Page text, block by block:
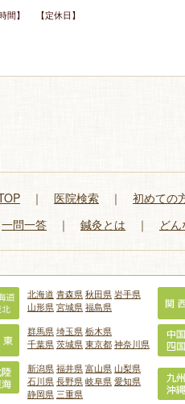
時間】 【定休日】
｜ 医院検索 ｜ 初めての
一問一答 ｜ 鍼灸とは ｜ ど
北海道 青森県秋田県岩手県
山形県宮城県福島県
群馬県埼玉県栃木県
千葉県茨城県東京都神奈川県
新潟県福井県富山県山梨県
石川県長野県岐阜県愛知県
静岡県 三重県